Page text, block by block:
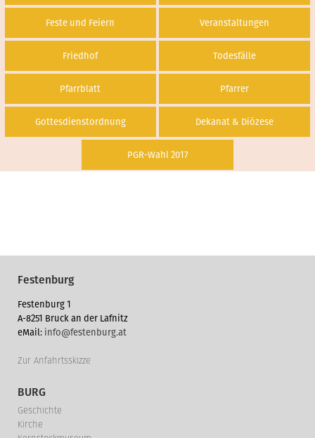
Feste und Feiern Veranstaltungen
Friedhof Todesfälle
Pfarrblatt Pfarrer
Gottesdienstordnung Dekanat & Diözese
PGR-Wahl 2017
Festenburg
Festenburg 1
A-8251 Bruck an der Lafnitz
eMail: info@festenburg.at
Zur Anfahrtsskizze
BURG
Geschichte
Kirche